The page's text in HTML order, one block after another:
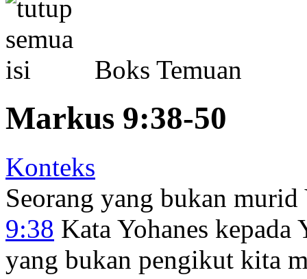
Boks Temuan
Markus 9:38-50
Konteks
Seorang yang bukan murid
9:38 Kata Yohanes
yang bukan pengikut kita